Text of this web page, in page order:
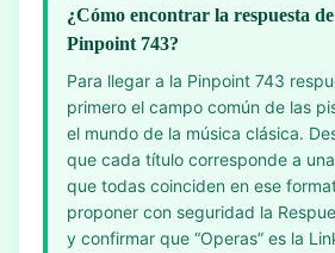
¿Cómo encontrar la respuesta
Pinpoint 743?
Para llegar a la Pinpoint 743
primero el campo común de las
el mundo de la música clásica.
que cada título corresponde a
que todas coinciden en ese
proponer con seguridad la
y confirmar que “Operas” es la